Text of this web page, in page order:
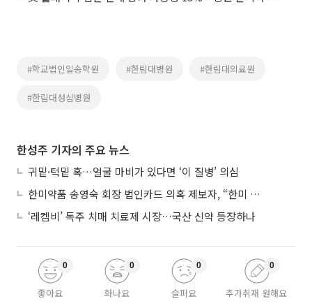
#학교법인일송학원 #한림대병원 #한림대의료원
#한림대성심병원
한성주 기자의 주요 뉴스
귀밑·턱밑 혹…얼굴 마비가 있다면 ‘이 질병’ 의심
한미약품 송영숙 회장 법인카드 의혹 제보자, “한미 잘 되기 바라는 마음”
‘레켐비’ 독주 치매 치료제 시장…국산 신약 등장하나
좋아요
0
화나요
0
슬퍼요
0
추가취재 원해요
0